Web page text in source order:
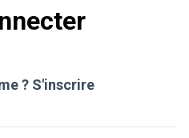
? S'inscrire